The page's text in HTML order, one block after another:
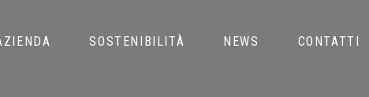
SOSTENIBILITÀ NEWS CONTATTI